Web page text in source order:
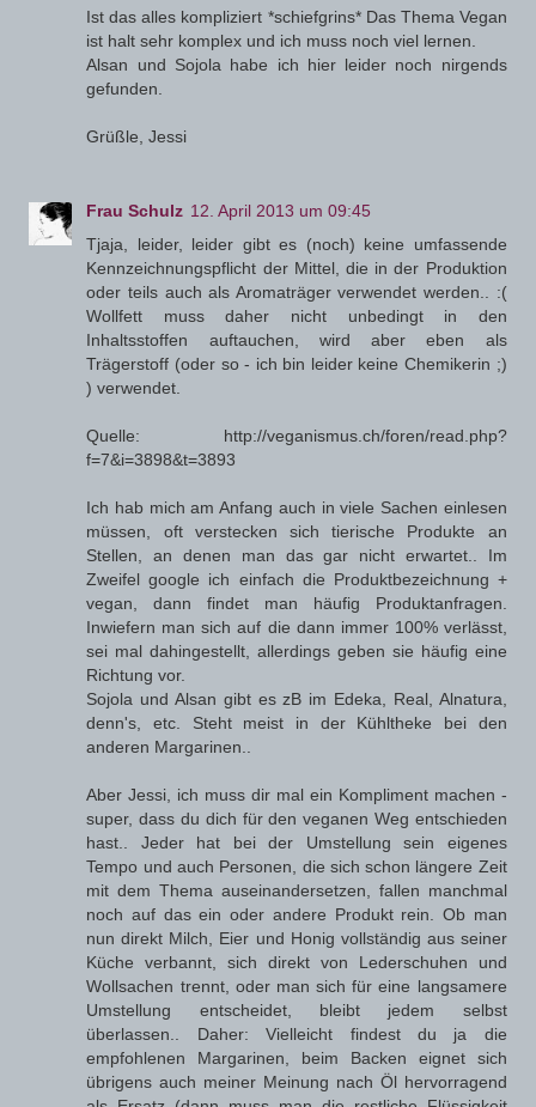
Ist das alles kompliziert *schiefgrins* Das Thema Vegan
ist halt sehr komplex und ich muss noch viel lernen.
Alsan und Sojola habe ich hier leider noch nirgends
gefunden.
Grüßle, Jessi
Frau Schulz 12. April 2013 um 09:45
Tjaja, leider, leider gibt es (noch) keine umfassende
Kennzeichnungspflicht der Mittel, die in der Produktion
oder teils auch als Aromaträger verwendet werden.. :(
Wollfett muss daher nicht unbedingt in den
Inhaltsstoffen auftauchen, wird aber eben als
Trägerstoff (oder so - ich bin leider keine Chemikerin ;)
) verwendet.
Quelle: http://veganismus.ch/foren/read.php?
f=7&i=3898&t=3893
Ich hab mich am Anfang auch in viele Sachen einlesen
müssen, oft verstecken sich tierische Produkte an
Stellen, an denen man das gar nicht erwartet.. Im
Zweifel google ich einfach die Produktbezeichnung +
vegan, dann findet man häufig Produktanfragen.
Inwiefern man sich auf die dann immer 100% verlässt,
sei mal dahingestellt, allerdings geben sie häufig eine
Richtung vor.
Sojola und Alsan gibt es zB im Edeka, Real, Alnatura,
denn's, etc. Steht meist in der Kühltheke bei den
anderen Margarinen..
Aber Jessi, ich muss dir mal ein Kompliment machen -
super, dass du dich für den veganen Weg entschieden
hast.. Jeder hat bei der Umstellung sein eigenes
Tempo und auch Personen, die sich schon längere Zeit
mit dem Thema auseinandersetzen, fallen manchmal
noch auf das ein oder andere Produkt rein. Ob man
nun direkt Milch, Eier und Honig vollständig aus seiner
Küche verbannt, sich direkt von Lederschuhen und
Wollsachen trennt, oder man sich für eine langsamere
Umstellung entscheidet, bleibt jedem selbst
überlassen.. Daher: Vielleicht findest du ja die
empfohlenen Margarinen, beim Backen eignet sich
übrigens auch meiner Meinung nach Öl hervorragend